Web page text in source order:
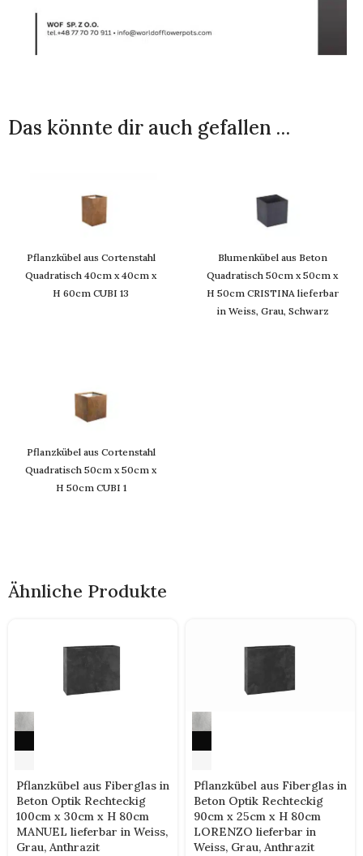
Das könnte dir auch gefallen …
Pflanzkübel aus Cortenstahl
Quadratisch 40cm x 40cm x
H 60cm CUBI 13
Blumenkübel aus Beton
Quadratisch 50cm x 50cm x
H 50cm CRISTINA lieferbar
in Weiss, Grau, Schwarz
Pflanzkübel aus Cortenstahl
Quadratisch 50cm x 50cm x
H 50cm CUBI 1
Ähnliche Produkte
Pflanzkübel aus Fiberglas in
Beton Optik Rechteckig
100cm x 30cm x H 80cm
MANUEL lieferbar in Weiss,
Grau, Anthrazit
Pflanzkübel aus Fiberglas in
Beton Optik Rechteckig
90cm x 25cm x H 80cm
LORENZO lieferbar in
Weiss, Grau, Anthrazit